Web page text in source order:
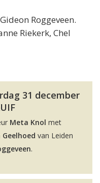
Roggeveen.
Riekerk, Chel
31 december
Meta Knol met
Geelhoed van Leiden
.